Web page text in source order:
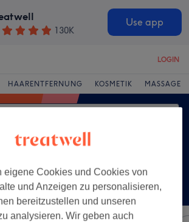
130K
Use app
LOGIN
HAARENTFERNUNG KOSMETIK MASSAGE
eigene Cookies und Cookies von
und Anzeigen zu personalisieren,
bereitzustellen und unseren
analysieren. Wir geben auch